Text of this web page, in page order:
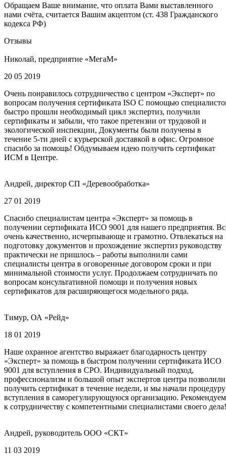
Обращаем Ваше внимание, что оплата Вами выставленного
нами счёта, считается Вашим акцептом (ст. 438 Гражданского
кодекса РФ)
Отзывы
Николай, предприятие «МегаМ»
20 05 2019
Очень понравилось сотрудничество с центром «Эксперт» по
вопросам получения сертификата ISO С помощью
быстро прошли необходимый цикл экспертиз, получили
сертификаты и забыли, что такое претензии от трудовой и
экологической инспекции, Документы были получены в
течение 5-ти дней с курьерской доставкой в офис. Огромное
спасибо за помощь! Обдумываем идею получить сертификат
ИСМ в Центре.
Андрей, директор СП «Деревообработка»
27 01 2019
Спасибо специалистам центра «Эксперт» за помощь в
получении сертификата ИСО 9001 для нашего предприятия.
очень качественно, исчерпывающе и грамотно. Отвлекаться на
подготовку документов и прохождение экспертиз руководству
практически не пришлось – работы выполнили сами
специалисты центра в оговоренные договором сроки и при
минимальной стоимости услуг. Продолжаем сотрудничать по
вопросам консультативной помощи и получения новых
сертификатов для расширяющегося модельного ряда.
Тимур, ОА «Рейд»
18 01 2019
Наше охранное агентство выражает благодарность центру
«Эксперт» за помощь в быстром получении сертификата ИСО
9001 для вступления в СРО. Индивидуальный подход,
профессионализм и большой опыт экспертов центра позволили
получить сертификат в течение недели, и мы начали процедуру
вступления в саморегулирующуюся организацию. Рекомендуем
к сотрудничеству с компетентными специалистами своего дела!
Андрей, руководитель ООО «СКТ»
11 03 2019